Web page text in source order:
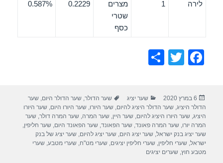
לירה 1
מצרים
שטרי
כסף
0.2229
0.587%
F
e
b
o
o
T
er
e
פורסם
בתאריך
6 במרץ 2020 קטגוריות
שער יציג תגיות
שער הדולר,שער הדולר היום,שער
הדולר היציג,שער הדולר היציג להיום,שער היורו,שער היורו היום,שער היורו
היציג,שער היורו היציג להיום,שער היין,שער המרה,שער המרה דולר,שער
המרה יורו,שער המרה פאונד,שער הפאונד,שער הפאונד היום,שער חליפין,
שער יציג בנק ישראל,שער יציג היום,שער יציג להיום,שער יציג של בנק
ישראל,שערי חליפין,שערי חליפין יציגים,שערי מט"ח,שערי מטבע,שערי
מטבע חוץ,שערים יציגים